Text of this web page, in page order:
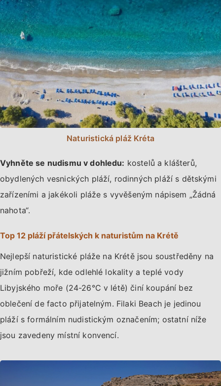
Naturistická pláž Kréta
Vyhněte se nudismu v dohledu: kostelů a klášterů,
obydlených vesnických pláží, rodinných pláží s dětskými
zařízeními a jakékoli pláže s vyvěšeným nápisem „Žádná
nahota“.
Top 12 pláží přátelských k naturistům na Krétě
Nejlepší naturistické pláže na Krétě jsou soustředěny na
jižním pobřeží, kde odlehlé lokality a teplé vody
Libyjského moře (24-26°C v létě) činí koupání bez
oblečení de facto přijatelným. Filaki Beach je jedinou
pláží s formálním nudistickým označením; ostatní níže
jsou zavedeny místní konvencí.